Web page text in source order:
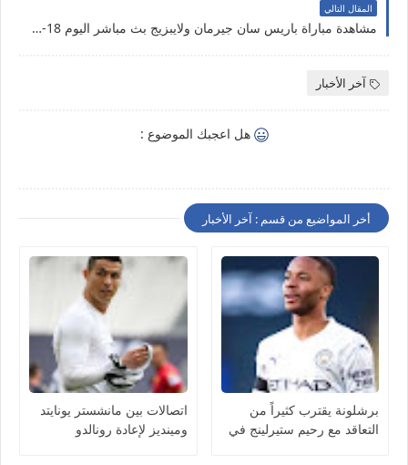
المقال التالي
مشاهدة مباراة باريس سان جيرمان ولايبزيج بث مباشر اليوم 18-08-2020 بدوري أبطال أوروبا
آخر الأخبار
هل اعجبك الموضوع :
أخر المواضيع من قسم : آخر الأخبار
برشلونة يقترب كثيراً من
التعاقد مع رحيم ستيرلينج في
اتصالات بين مانشستر يونايتد
ومينديز لإعادة رونالدو